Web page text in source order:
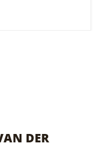
DER